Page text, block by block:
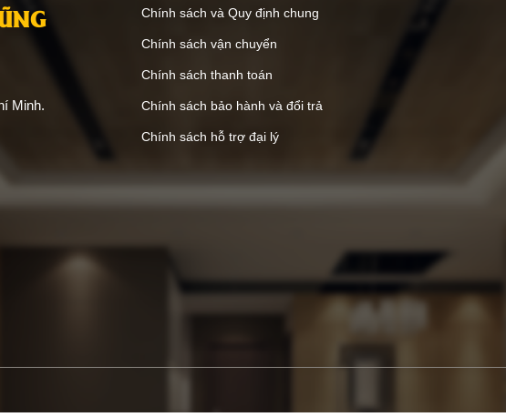
Minh.
Chính sách và Quy định chung
Chính sách vận chuyển
Chính sách thanh toán
Chính sách bảo hành và đổi trả
Chính sách hỗ trợ đại lý